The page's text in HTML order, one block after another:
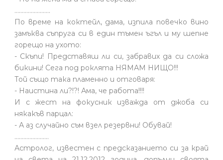
........................
По време на коктейл, дама, изпила повечко вино
замъква съпруга си в един тъмен ъгъл и му шепне
горещо на ухото:
- Скъпи! Представяш ли си, забравих да си сложа
бикини! Сега под роклята НЯМАМ НИЩО!!!
Той също така пламенно и отговаря:
- Наистина ли?!?! Ама, че работа!!!!
И с жест на фокусник изважда от джоба си
някакъв парцал:
- А аз случайно съм взел резервни! Обувай!
.......................
Астролог, известен с предсказанието си за край